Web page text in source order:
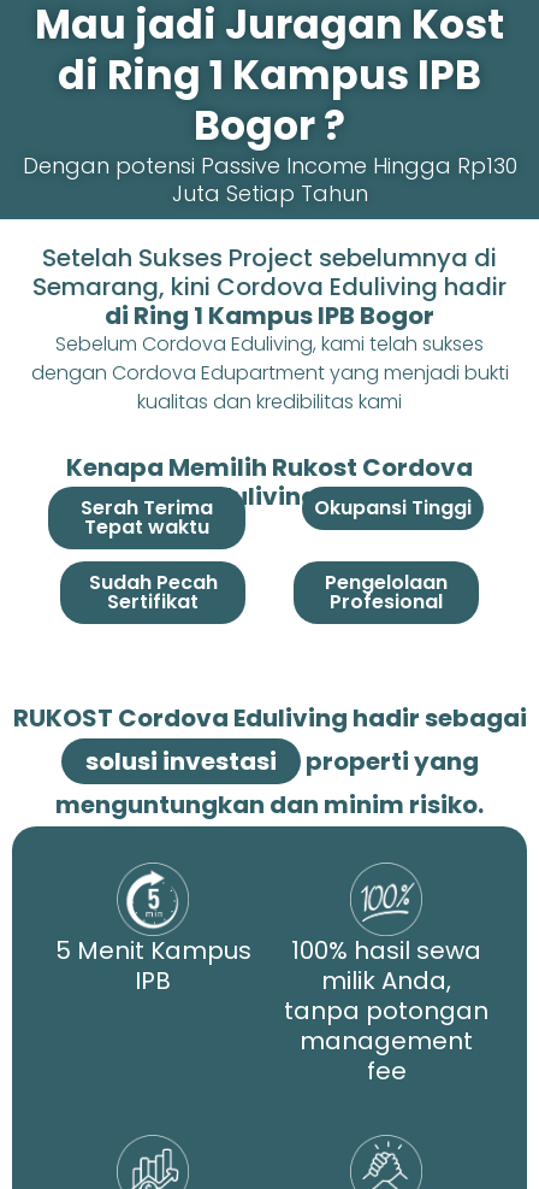
Mau jadi Juragan Kost
di Ring 1 Kampus IPB
Bogor ?
Dengan potensi Passive Income Hingga Rp130
Juta Setiap Tahun
Setelah Sukses Project sebelumnya di
Semarang, kini Cordova Eduliving hadir
di Ring 1 Kampus IPB Bogor
Sebelum Cordova Eduliving, kami telah sukses
dengan Cordova Edupartment yang menjadi bukti
kualitas dan kredibilitas kami
Kenapa Memilih Rukost Cordova
Eduliving ?
Serah Terima
Tepat waktu
Okupansi Tinggi
Sudah Pecah
Sertifikat
Pengelolaan
Profesional
RUKOST Cordova Eduliving hadir sebagai
solusi investasi
properti yang
menguntungkan dan minim risiko.
5 Menit Kampus
IPB
100% hasil sewa
milik Anda,
tanpa potongan
management
fee